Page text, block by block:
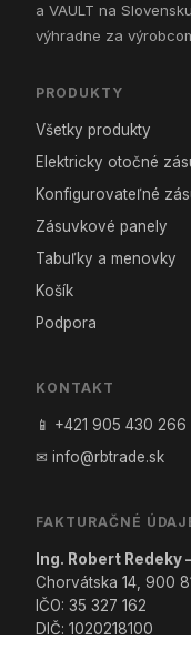
a VAULT na
výhradne za
PRODUKTY
Všetky produkty
Elektricky otočné
Konfigurovateľné
Zásuvkové panely
Tabuľky a menovky
Košík
Podpora
KONTAKT
📱 +421 905 430 266
✉ info@rbtrade.sk
FAKTURAČNÉ
Ing. Robert Redeky
Chorvátska 14, 900
IČO: 35 327 162
DIČ: 1020218100